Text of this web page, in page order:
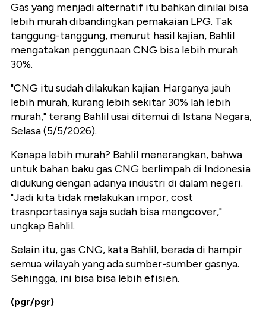
Gas yang menjadi alternatif itu bahkan dinilai bisa
lebih murah dibandingkan pemakaian LPG. Tak
tanggung-tanggung, menurut hasil kajian, Bahlil
mengatakan penggunaan CNG bisa lebih murah
30%.
"CNG itu sudah dilakukan kajian. Harganya jauh
lebih murah, kurang lebih sekitar 30% lah lebih
murah," terang Bahlil usai ditemui di Istana Negara,
Selasa (5/5/2026).
Kenapa lebih murah? Bahlil menerangkan, bahwa
untuk bahan baku gas CNG berlimpah di Indonesia
didukung dengan adanya industri di dalam negeri.
"Jadi kita tidak melakukan impor, cost
trasnportasinya saja sudah bisa mengcover,"
ungkap Bahlil.
Selain itu, gas CNG, kata Bahlil, berada di hampir
semua wilayah yang ada sumber-sumber gasnya.
Sehingga, ini bisa bisa lebih efisien.
(pgr/pgr)